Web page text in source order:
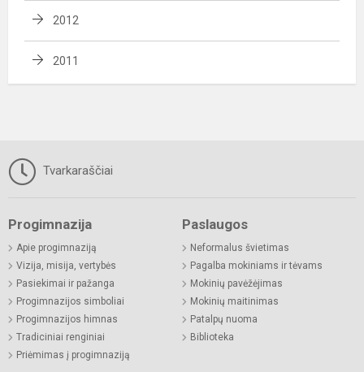
2012
2011
Tvarkaraščiai
Progimnazija
Apie progimnaziją
Vizija, misija, vertybės
Pasiekimai ir pažanga
Progimnazijos simboliai
Progimnazijos himnas
Tradiciniai renginiai
Priėmimas į progimnaziją
Paslaugos
Neformalus švietimas
Pagalba mokiniams ir tėvams
Mokinių pavėžėjimas
Mokinių maitinimas
Patalpų nuoma
Biblioteka